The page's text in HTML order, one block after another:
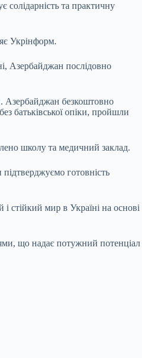
та практичну
Укрінформ.
Азербайджан послідовно
Азербайджан безкоштовно
батьківської опіки, пройшли
школу та медичний заклад.
готовність
стійкий мир в Україні на основі
що надає потужний потенціал